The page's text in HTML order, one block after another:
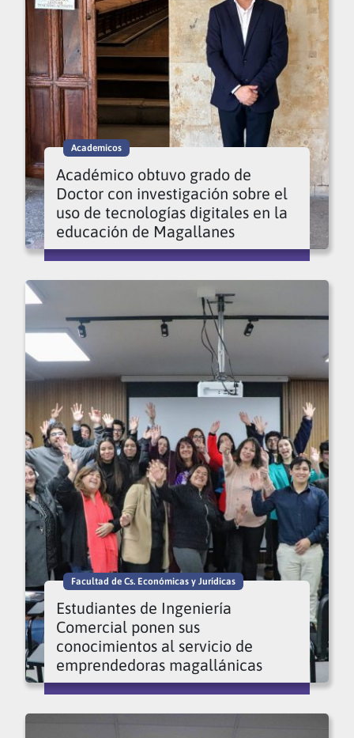
Academicos
Académico obtuvo grado de
Doctor con investigación sobre el
uso de tecnologías digitales en la
educación de Magallanes
Facultad de Cs. Económicas y Jurídicas
Estudiantes de Ingeniería
Comercial ponen sus
conocimientos al servicio de
emprendedoras magallánicas